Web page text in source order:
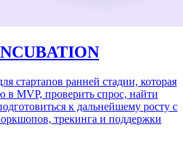
стартапов ранней стадии, которая
в MVP, проверить спрос, найти
к дальнейшему росту с
трекинга и поддержки